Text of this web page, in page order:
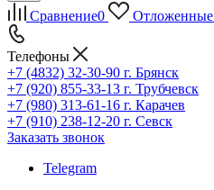
Сравнение0 Отложенные
Телефоны
+7 (4832) 32-30-90 г. Брянск
+7 (920) 855-33-13 г. Трубчевск
+7 (980) 313-61-16 г. Карачев
+7 (910) 238-12-20 г. Севск
Заказать звонок
Telegram